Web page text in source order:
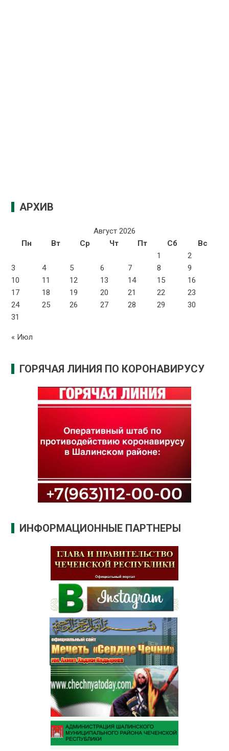
АРХИВ
Август 2026
Пн
Вт Ср Чт Пт Сб
Вс
1
2
3
4 5 6 7 8
9
10
11 12 13 14 15
16
17
18 19 20 21 22
23
24
25 26 27 28 29
30
31
« Июл
ГОРЯЧАЯ ЛИНИЯ ПО КОРОНАВИРУСУ
ИНФОРМАЦИОННЫЕ ПАРТНЕРЫ